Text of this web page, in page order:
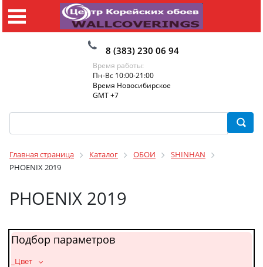
8 (383) 230 06 94
Время работы:
Пн-Вс 10:00-21:00
Время Новосибирское
GMT +7
Главная страница Каталог ОБОИ
SHINHAN
PHOENIX 2019
PHOENIX 2019
Подбор параметров
_Цвет